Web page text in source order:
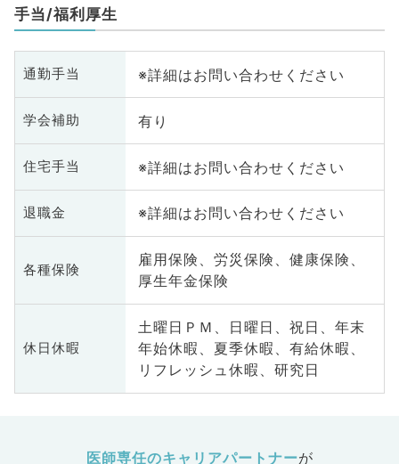
手当/福利厚生
通勤手当 ※詳細はお問い合わせください
学会補助 有り
住宅手当 ※詳細はお問い合わせください
退職金 ※詳細はお問い合わせください
各種保険
雇用保険、労災保険、健康保険、
厚生年金保険
休日休暇
土曜日ＰＭ、日曜日、祝日、年末
年始休暇、夏季休暇、有給休暇、
リフレッシュ休暇、研究日
医師専任のキャリアパートナーが